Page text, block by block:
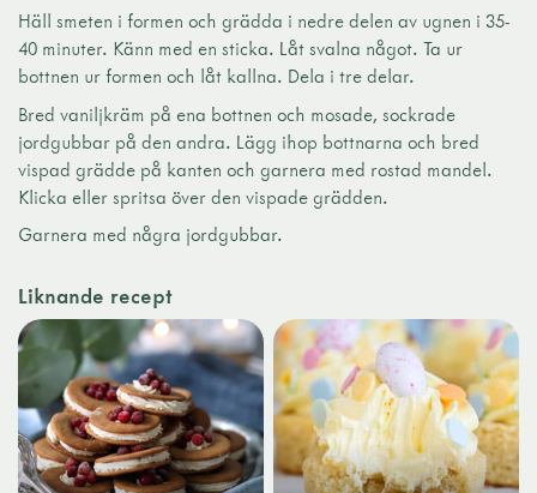
Häll smeten i formen och grädda i nedre delen av ugnen i 35-
40 minuter. Känn med en sticka. Låt svalna något. Ta ur
bottnen ur formen och låt kallna. Dela i tre delar.
Bred vaniljkräm på ena bottnen och mosade, sockrade
jordgubbar på den andra. Lägg ihop bottnarna och bred
vispad grädde på kanten och garnera med rostad mandel.
Klicka eller spritsa över den vispade grädden.
Garnera med några jordgubbar.
Liknande recept